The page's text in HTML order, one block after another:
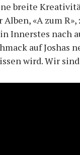
breite
«A zum
Innerstes nach
auf Joshas
wird. Wir